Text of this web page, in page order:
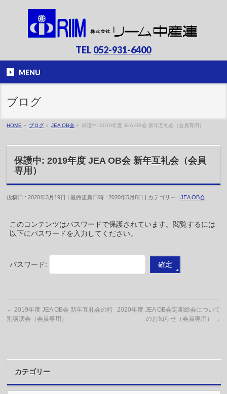
TEL 052-931-6400
MENU
ブログ
HOME » ブログ » JEA OB会 » 保護中: 2019年度 JEA OB会 新年互礼会（会員専用）
保護中: 2019年度 JEA OB会 新年互礼会（会員
専用）
投稿日 : 2020年3月19日 最終更新日時 : 2020年5月8日 カテゴリー :JEA OB会
このコンテンツはパスワードで保護されています。閲覧するには
以下にパスワードを入力してください。
パスワード:
← 2019年度 JEA OB会 新年互礼会の特
別講演会（会員専用）
2020年度 JEA OB会定期総会について
のお知らせ（会員専用）
→
カテゴリー
カ